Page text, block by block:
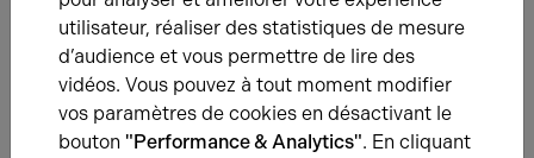
est disponible
Retrouvez la dernière édition de notre plaquette Carré
Rouge: chiffres et points marchés, présentations de zones
d’activités, actualités sur l’immobilier d’entreprise,
sélection d’offres de bureaux, locaux d’activité et locaux
commerciaux...
utilisateur, réaliser des statistiques de mesure
d’audience et vous permettre de lire des
vidéos. Vous pouvez à tout moment modifier
vos paramètres de cookies en désactivant le
bouton "Performance & Analytics". En cliquant